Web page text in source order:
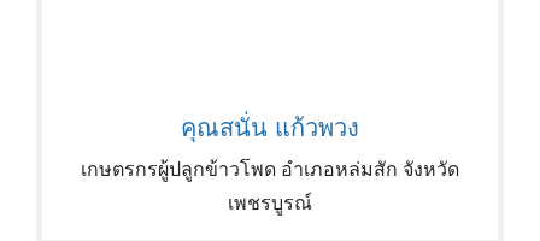
คุณสนั่น แก้วพวง
เกษตรกรผู้ปลูกข้าวโพด อำเภอหล่มสัก จังหวัด
เพชรบูรณ์